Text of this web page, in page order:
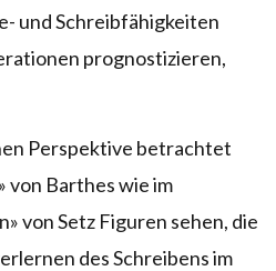
und Schreibfähigkeiten
prognostizieren,
Perspektive betrachtet
von Barthes wie im
von Setz Figuren sehen, die
des Schreibens im